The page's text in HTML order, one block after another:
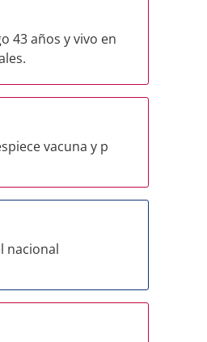
43 años y vivo en
vacuna y p
nacional